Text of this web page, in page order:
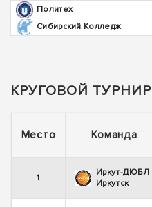
Политех
Сибирский Колледж
КРУГОВОЙ ТУРНИР
Место Команда
1
Иркут-ДЮБЛ
Иркутск